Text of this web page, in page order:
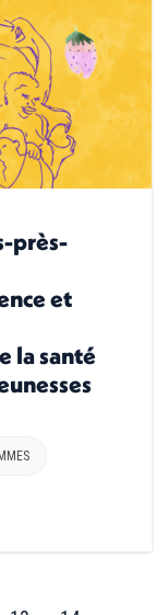
près-
et
la santé